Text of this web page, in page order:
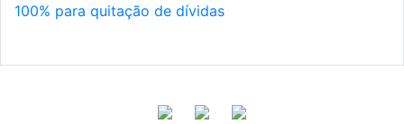
100% para quitação de dívidas